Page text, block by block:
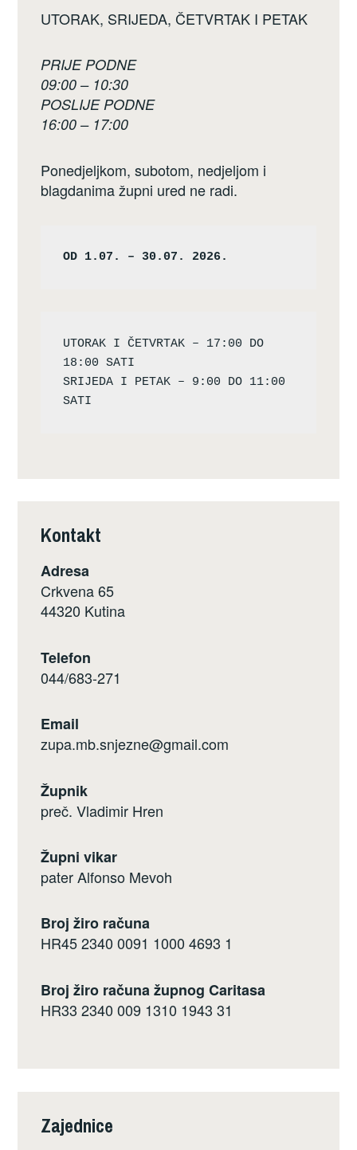
UTORAK, SRIJEDA, ČETVRTAK I PETAK
PRIJE PODNE
09:00 – 10:30
POSLIJE PODNE
16:00 – 17:00
Ponedjeljkom, subotom, nedjeljom i
blagdanima župni ured ne radi.
OD 1.07. – 30.07. 2026.
UTORAK I ČETVRTAK – 17:00 DO
18:00 SATI
SRIJEDA I PETAK – 9:00 DO 11:00
Kontakt
Adresa
Crkvena 65
44320 Kutina
Telefon
044/683-271
Email
zupa.mb.snjezne@gmail.com
Župnik
preč. Vladimir Hren
Župni vikar
pater Alfonso Mevoh
Broj žiro računa
HR45 2340 0091 1000 4693 1
Broj žiro računa župnog Caritasa
HR33 2340 009 1310 1943 31
Zajednice